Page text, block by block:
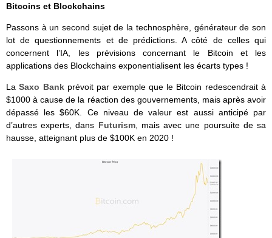
Bitcoins et Blockchains
Passons à un second sujet de la technosphère, générateur de son
lot de questionnements et de prédictions. A côté de celles qui
concernent l’IA, les prévisions concernant le Bitcoin et les
applications des Blockchains exponentialisent les écarts types !
LaSaxo Bankprévoit par exemple que le Bitcoin redescendrait à
$1000 à cause de la réaction des gouvernements, mais après avoir
dépassé les $60K. Ce niveau de valeur est aussi anticipé par
d’autres experts, dans Futurism, mais avec une poursuite de sa
hausse, atteignant plus de $100K en 2020 !